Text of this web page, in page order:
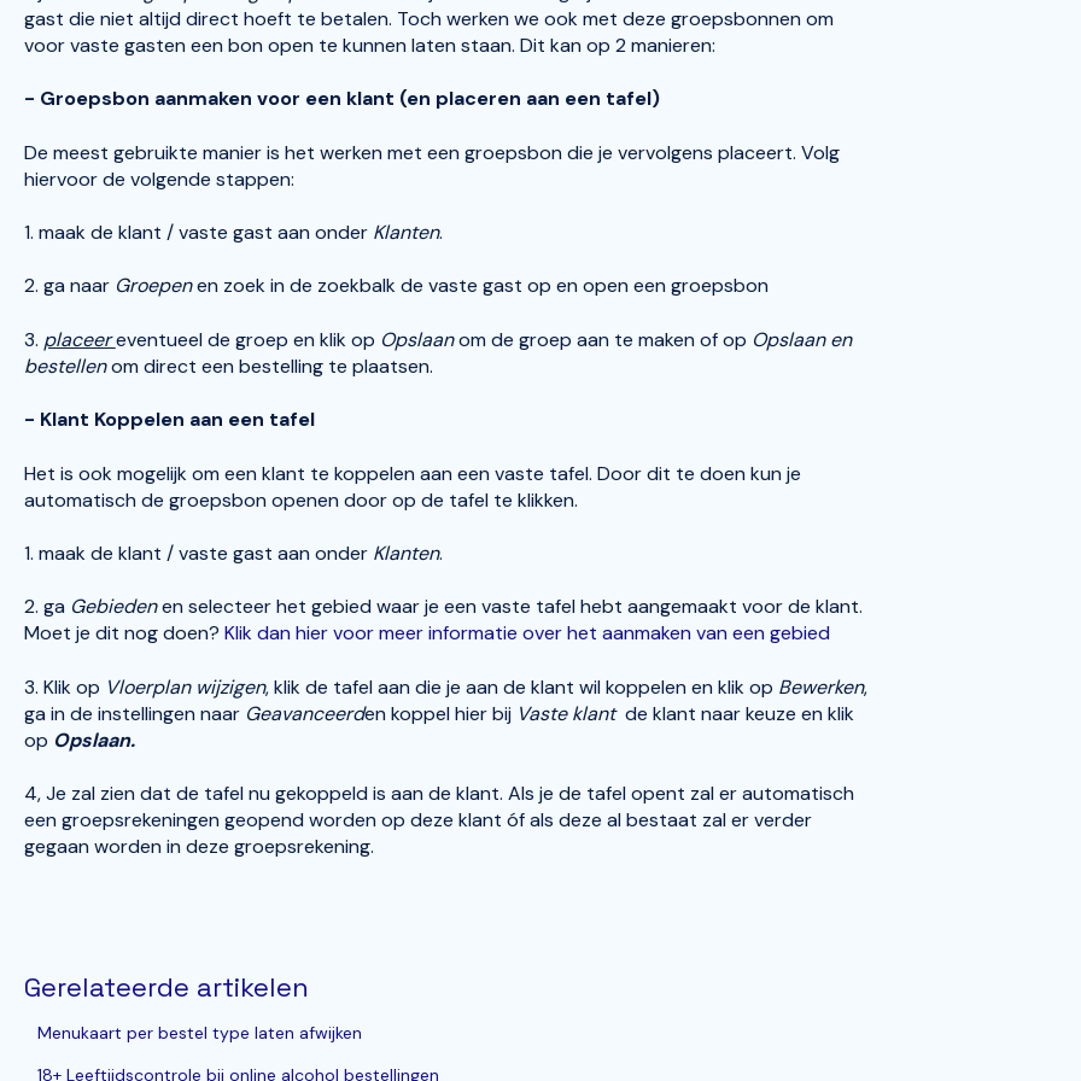
gast die niet altijd direct hoeft te betalen. Toch werken we ook met deze groepsbonnen om
voor vaste gasten een bon open te kunnen laten staan. Dit kan op 2 manieren:
- Groepsbon aanmaken voor een klant (en placeren aan een tafel)
De meest gebruikte manier is het werken met een groepsbon die je vervolgens placeert. Volg
hiervoor de volgende stappen:
1. maak de klant / vaste gast aan onder Klanten.
2. ga naar Groepenen zoek in de zoekbalk de vaste gast op en open een groepsbon
3. placeereventueel de groep en klik op Opslaanom de groep aan te maken of op Opslaan en
bestellenom direct een bestelling te plaatsen.
- Klant Koppelen aan een tafel
Het is ook mogelijk om een klant te koppelen aan een vaste tafel. Door dit te doen kun je
automatisch de groepsbon openen door op de tafel te klikken.
1. maak de klant / vaste gast aan onder Klanten.
2. ga Gebiedenen selecteer het gebied waar je een vaste tafel hebt aangemaakt voor de klant.
Moet je dit nog doen? Klik dan hier voor meer informatie over het aanmaken van een gebied
3. Klik op Vloerplan wijzigen, klik de tafel aan die je aan de klant wil koppelen en klik op Bewerken,
ga in de instellingen naar Geavanceerden koppel hier bij Vaste klant de klant naar keuze en klik
op Opslaan.
4, Je zal zien dat de tafel nu gekoppeld is aan de klant. Als je de tafel opent zal er automatisch
een groepsrekeningen geopend worden op deze klant óf als deze al bestaat zal er verder
gegaan worden in deze groepsrekening.
Gerelateerde artikelen
Menukaart per bestel type laten afwijken
18+ Leeftijdscontrole bij online alcohol bestellingen